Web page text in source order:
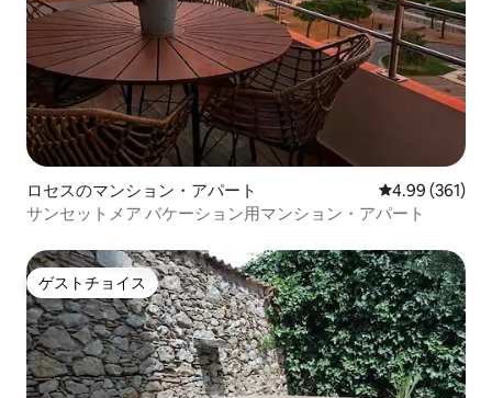
ロセスのマンション・アパート レビュー361
4.99 (361)
サンセットメア バケーション用マンション・アパート
ゲストチョイス
ゲストチョイス